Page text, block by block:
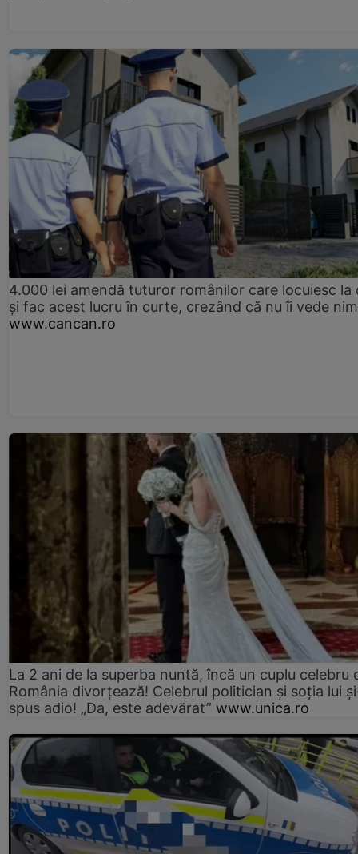
4.000 lei amendă tuturor românilor care locuiesc la
și fac acest lucru în curte, crezând că nu îi vede
www.cancan.ro
La 2 ani de la superba nuntă, încă un cuplu celebru
România divorțează! Celebrul politician și soția lui
spus adio! „Da, este adevărat” www.unica.ro